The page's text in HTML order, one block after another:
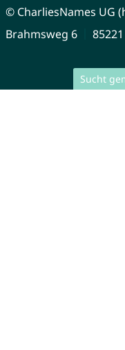
Sucht
© CharliesNames UG
Brahmsweg 6